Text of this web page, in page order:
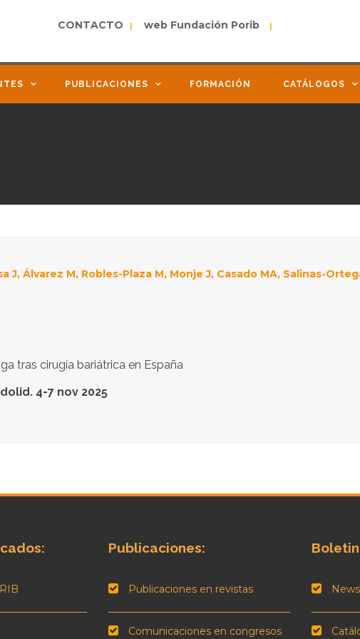
CONTACTO | web Fundación Porib |
PUBLICACIONES FORMACIÓN CATÁLOGOS
J, Álvarez M, Robles-Plaza M, Monje J, Casado MA, Salinas-
tras cirugía bariátrica en España
4-7 nov 2025
Publicaciones:
Publicaciones en revistas
Comunicaciones en congresos